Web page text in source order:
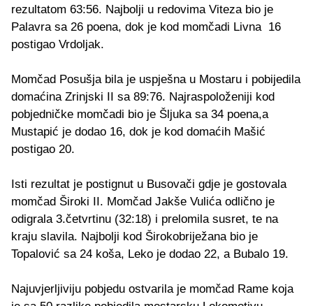
rezultatom 63:56. Najbolji u redovima Viteza bio je
Palavra sa 26 poena, dok je kod momčadi Livna 16
postigao Vrdoljak.
Momčad Posušja bila je uspješna u Mostaru i pobijedila
domaćina Zrinjski II sa 89:76. Najraspoloženiji kod
pobjedničke momčadi bio je Šljuka sa 34 poena,a
Mustapić je dodao 16, dok je kod domaćih Mašić
postigao 20.
Isti rezultat je postignut u Busovači gdje je gostovala
momčad Široki II. Momčad Jakše Vulića odlično je
odigrala 3.četvrtinu (32:18) i prelomila susret, te na
kraju slavila. Najbolji kod Širokobriježana bio je
Topalović sa 24 koša, Leko je dodao 22, a Bubalo 19.
Najuvjerljiviju pobjedu ostvarila je momčad Rame koja